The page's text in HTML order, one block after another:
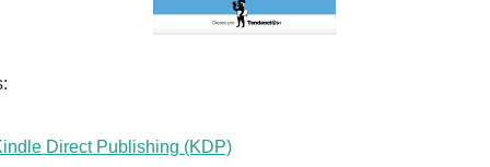
Direct Publishing (KDP)